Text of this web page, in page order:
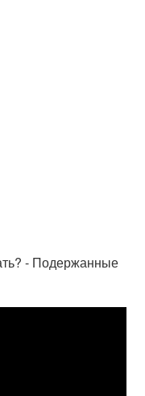
- Подержанные